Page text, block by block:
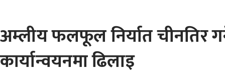
अम्लीय फलफूल निर्यात चीनतिर
कार्यान्वयनमा ढिलाइ